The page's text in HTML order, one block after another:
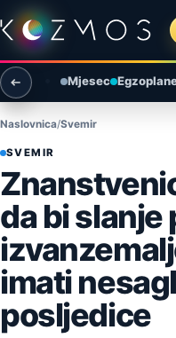
Preskoči na sadržaj
Otvori izbornik
Otvori pretragu
Mjesec
Naslovnica Svemir
SVEMIR
da bi slanje
imati
posljedice